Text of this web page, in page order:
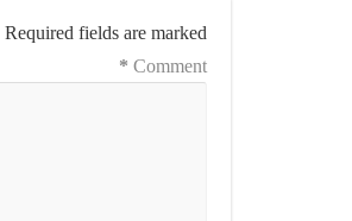
Required fields are marked
Comment
*